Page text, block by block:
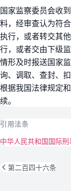
国家监察委员会收
料，经审查认为符
执行，或者转交其
行，或者交由下级
情形及时报送国家
询、调取、查封、
根据我国法律规定
续。
引用法条
中华人民共和国国际刑
第二百四十六条